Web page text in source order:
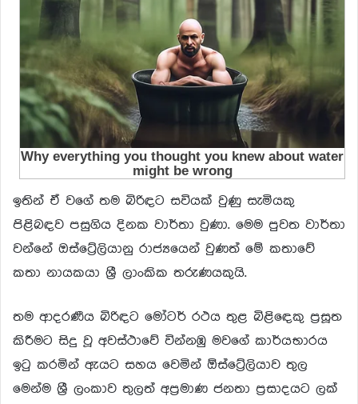
ඉතින් ඒ වගේ තම බිරිඳට සවියක් වුණු සැමියකු
පිළිබඳව පසුගිය දිනක වාර්තා වුණා. මෙම පුවත වාර්තා
වන්නේ ඔස්ට්‍රේලියානු රාජ්‍යයෙන් වුණත් මේ කතාවේ
කතා නායකයා ශ්‍රී ලාංකික තරුණයකුයි.
තම ආදරණීය බිරිඳට මෝටර් රථය තුළ බිළිඳෙකු ප්‍රසූත
කිරීමට සිදු වූ අවස්ථාවේ වින්නඹු මවගේ කාර්යභාරය
ඉටු කරමින් ඇයට සහය වෙමින් ඕස්ට්‍රේලියාව තුල
මෙන්ම ශ්‍රී ලංකාව තුලත් අප්‍රමාණ ජනතා ප්‍රසාදයට ලක්